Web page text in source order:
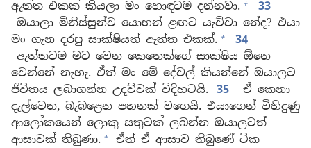
ඇත්ත එකක් කියලා මං හොඳටම දන්නවා. +
33
ඔයාලා මිනිස්සුන්ව යොහන් ළඟට යැව්වා නේද? එයා
මං ගැන දරපු සාක්ෂියත් ඇත්ත එකක්. +
34
ඇත්තටම මට වෙන කෙනෙක්ගේ සාක්ෂිය ඕනෙ
වෙන්නේ නැහැ. ඒත් මං මේ දේවල් කියන්නේ ඔයාලට
ජීවිතය ලබාගන්න උදව්වක් විදිහටයි.
35
ඒ කෙනා
දැල්වෙන, බැබළෙන පහනක් වගෙයි. එයාගෙන් විහිදුණු
ආලෝකයෙන් ලොකු සතුටක් ලබන්න ඔයාලටත්
ආසාවක් තිබුණා. +
ඒත් ඒ ආසාව තිබුණේ ටික